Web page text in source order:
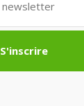
S'inscrire